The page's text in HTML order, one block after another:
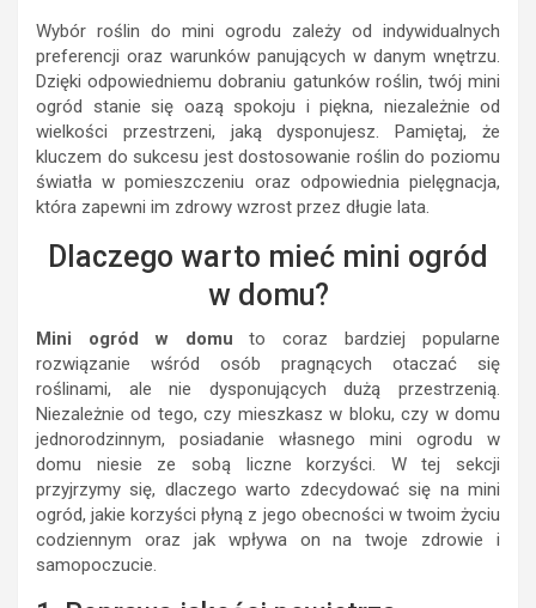
Wybór roślin do mini ogrodu zależy od indywidualnych
preferencji oraz warunków panujących w danym wnętrzu.
Dzięki odpowiedniemu dobraniu gatunków roślin, twój mini
ogród stanie się oazą spokoju i piękna, niezależnie od
wielkości przestrzeni, jaką dysponujesz. Pamiętaj, że
kluczem do sukcesu jest dostosowanie roślin do poziomu
światła w pomieszczeniu oraz odpowiednia pielęgnacja,
która zapewni im zdrowy wzrost przez długie lata.
Dlaczego warto mieć mini ogród
w domu?
Mini ogród w domu to coraz bardziej popularne
rozwiązanie wśród osób pragnących otaczać się
roślinami, ale nie dysponujących dużą przestrzenią.
Niezależnie od tego, czy mieszkasz w bloku, czy w domu
jednorodzinnym, posiadanie własnego mini ogrodu w
domu niesie ze sobą liczne korzyści. W tej sekcji
przyjrzymy się, dlaczego warto zdecydować się na mini
ogród, jakie korzyści płyną z jego obecności w twoim życiu
codziennym oraz jak wpływa on na twoje zdrowie i
samopoczucie.